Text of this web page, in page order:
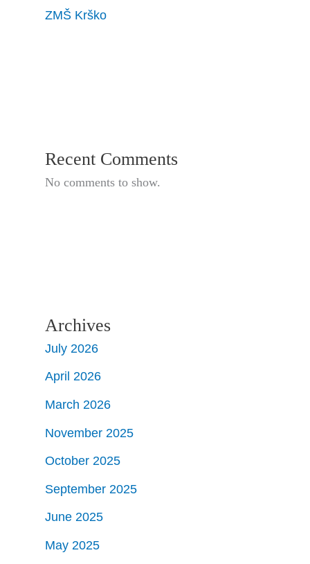
ZMŠ Krško
Recent Comments
No comments to show.
Archives
July 2026
April 2026
March 2026
November 2025
October 2025
September 2025
June 2025
May 2025